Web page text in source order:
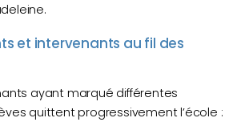
et intervenants au fil des
ayant marqué différentes
quittent progressivement l’école :